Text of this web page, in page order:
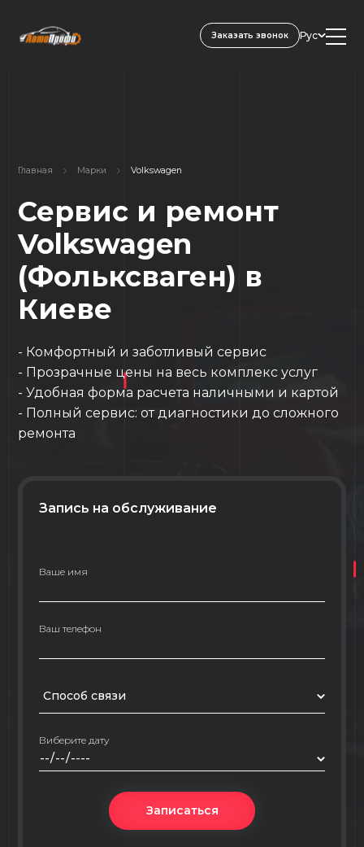
Заказать звонок Рус
Главная Марки Volkswagen
Сервис и ремонт
Volkswagen
(Фольксваген) в
Киеве
- Комфортный и заботливый сервис
- Прозрачные цены на весь комплекс услуг
- Удобная форма расчета наличными и картой
- Полный сервис: от диагностики до сложного
ремонта
Запись на обслуживание
Ваше имя
Ваш телефон
Способ связи
Виберите дату
Записаться